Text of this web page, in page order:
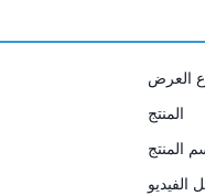
العرض
المنتج
المنتج
الفيديو